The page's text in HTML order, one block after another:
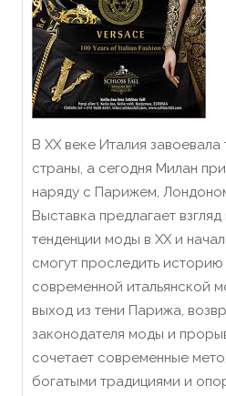
В XX веке Италия
страны, а сегодня Милан
наряду с Парижем,
Выставка предлагает
тенденции моды в XX и
смогут проследить
современной итальянской
выход из тени Парижа,
законодателя моды и
сочетает современные
богатыми традициями и